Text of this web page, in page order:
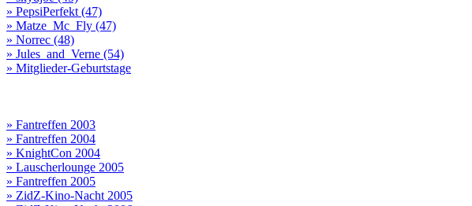
» PepsiPerfekt (47)
» Matze_Mc_Fly (47)
» Norrec (48)
» Jules_and_Verne (54)
» Mitglieder-Geburtstage
» Fantreffen 2003
» Fantreffen 2004
» KnightCon 2004
» Lauscherlounge 2005
» Fantreffen 2005
» ZidZ-Kino-Nacht 2005